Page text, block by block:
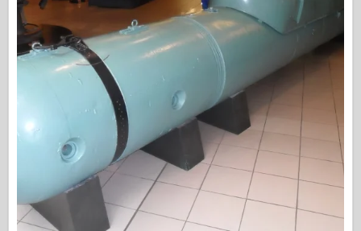
Osprey Publishing
Segnale squadrone
Potenza del serbatoio
Camion & Carri armati
Waffen-Arsenal
Wydawnictwo Militaria
Maquettes
Accademia
Modelli ace